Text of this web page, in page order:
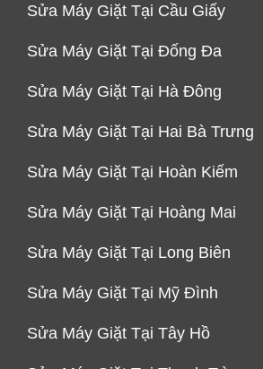
Sửa Máy Giặt Tại Cầu Giấy
Sửa Máy Giặt Tại Đống Đa
Sửa Máy Giặt Tại Hà Đông
Sửa Máy Giặt Tại Hai Bà Trưng
Sửa Máy Giặt Tại Hoàn Kiếm
Sửa Máy Giặt Tại Hoàng Mai
Sửa Máy Giặt Tại Long Biên
Sửa Máy Giặt Tại Mỹ Đình
Sửa Máy Giặt Tại Tây Hồ